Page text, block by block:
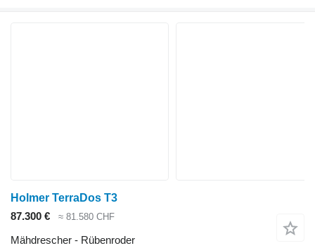
Holmer TerraDos T3
87.300 €
≈ 81.580 CHF
Mähdrescher - Rübenroder